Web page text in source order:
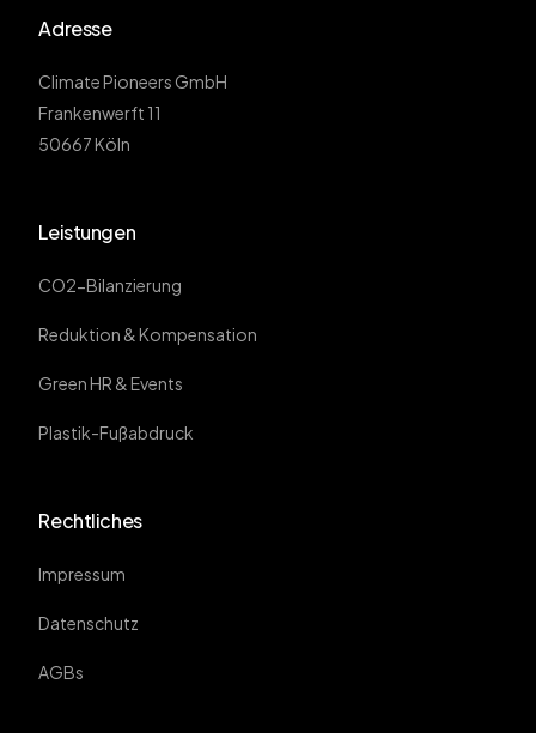
Adresse
Climate Pioneers GmbH
Frankenwerft 11
50667 Köln
Leistungen
CO2-Bilanzierung
Reduktion & Kompensation
Green HR & Events
Plastik-Fußabdruck
Rechtliches
Impressum
Datenschutz
AGBs